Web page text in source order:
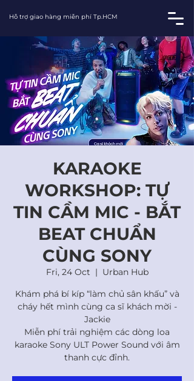
Hỗ trợ giao hàng miễn phí Tp.HCM
KARAOKE
WORKSHOP: TỰ
TIN CẦM MIC - BẮT
BEAT CHUẨN
CÙNG SONY
Fri, 24 Oct
  |
Urban Hub
Khám phá bí kíp “làm chủ sân khấu” và
cháy hết mình cùng ca sĩ khách mời -
Jackie
Miễn phí trải nghiệm các dòng loa
karaoke Sony ULT Power Sound với âm
thanh cực đỉnh.